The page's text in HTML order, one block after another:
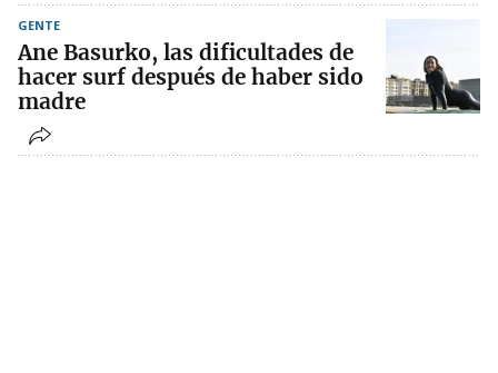
GENTE
Ane Basurko, las dificultades de
hacer surf después de haber sido
madre